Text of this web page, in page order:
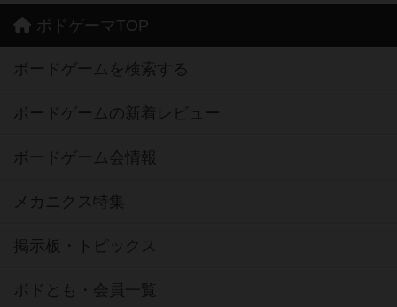
ボドゲーマTOP
ボードゲームを検索する
ボードゲームの新着レビュー
ボードゲーム会情報
メカニクス特集
掲示板・トピックス
ボドとも・会員一覧